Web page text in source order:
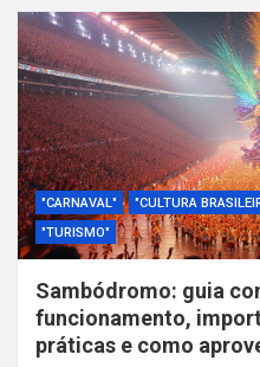
"CARNAVAL" "CULTURA
"TURISMO"
Sambódromo: guia
funcionamento,
práticas e como